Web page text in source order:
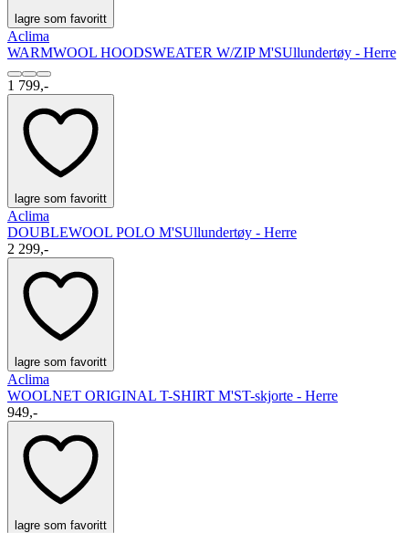
lagre som favoritt
Aclima
WARMWOOL HOODSWEATER W/ZIP M'SUllundertøy - Herre
1 799,-
lagre som favoritt
Aclima
DOUBLEWOOL POLO M'SUllundertøy - Herre
2 299,-
lagre som favoritt
Aclima
WOOLNET ORIGINAL T-SHIRT M'ST-skjorte - Herre
949,-
lagre som favoritt